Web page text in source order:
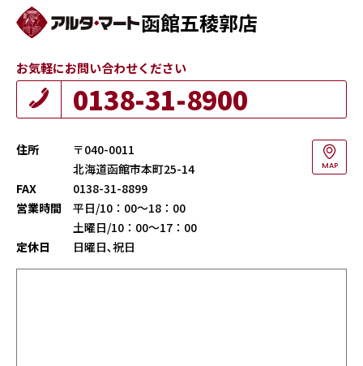
函館五稜郭店
お気軽にお問い合わせください
0138-31-8900
住所
〒040-0011
北海道函館市本町25-14
MAP
FAX
0138-31-8899
営業時間
平日/10：00～18：00
土曜日/10：00～17：00
定休日
日曜日､祝日